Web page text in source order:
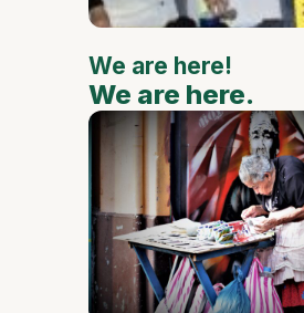
We are here!
We are here.